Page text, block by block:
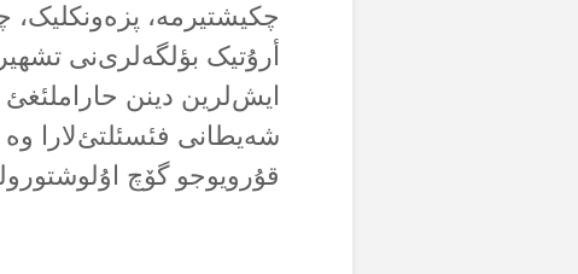
چکیشتیرمە، پزەونکلیک،
أرۇتیک بؤلگەلری‌نی
ایش‌لرین دینن حاراملئغئ
شەیطانی فئسئلتئ‌لارا
قۇرویوجو گۆچ